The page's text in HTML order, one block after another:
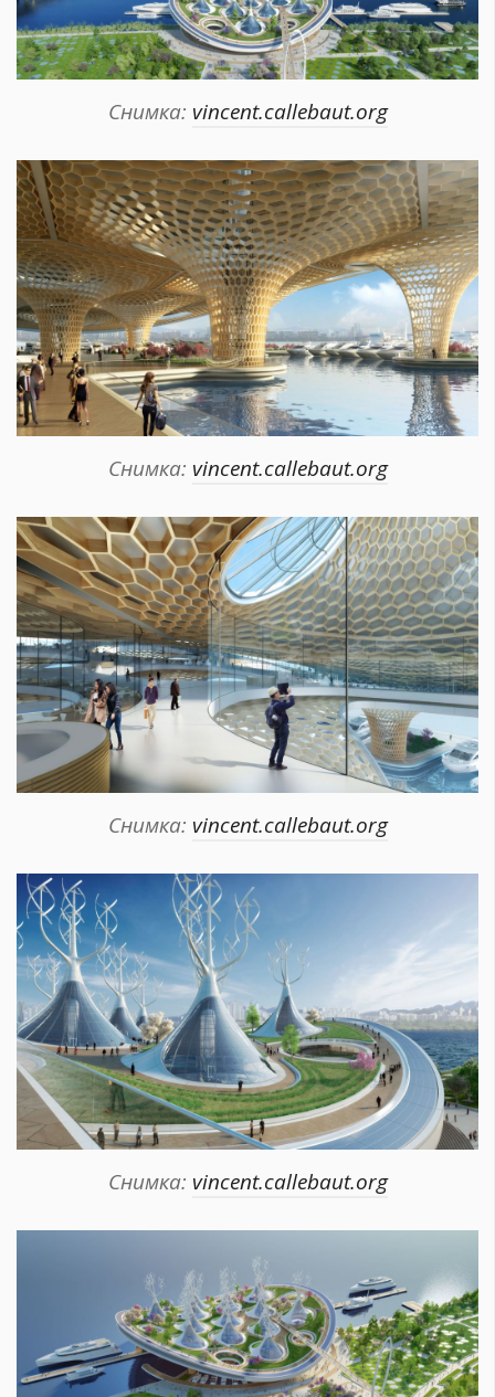
Снимка: vincent.callebaut.org
Снимка: vincent.callebaut.org
Снимка: vincent.callebaut.org
Снимка: vincent.callebaut.org